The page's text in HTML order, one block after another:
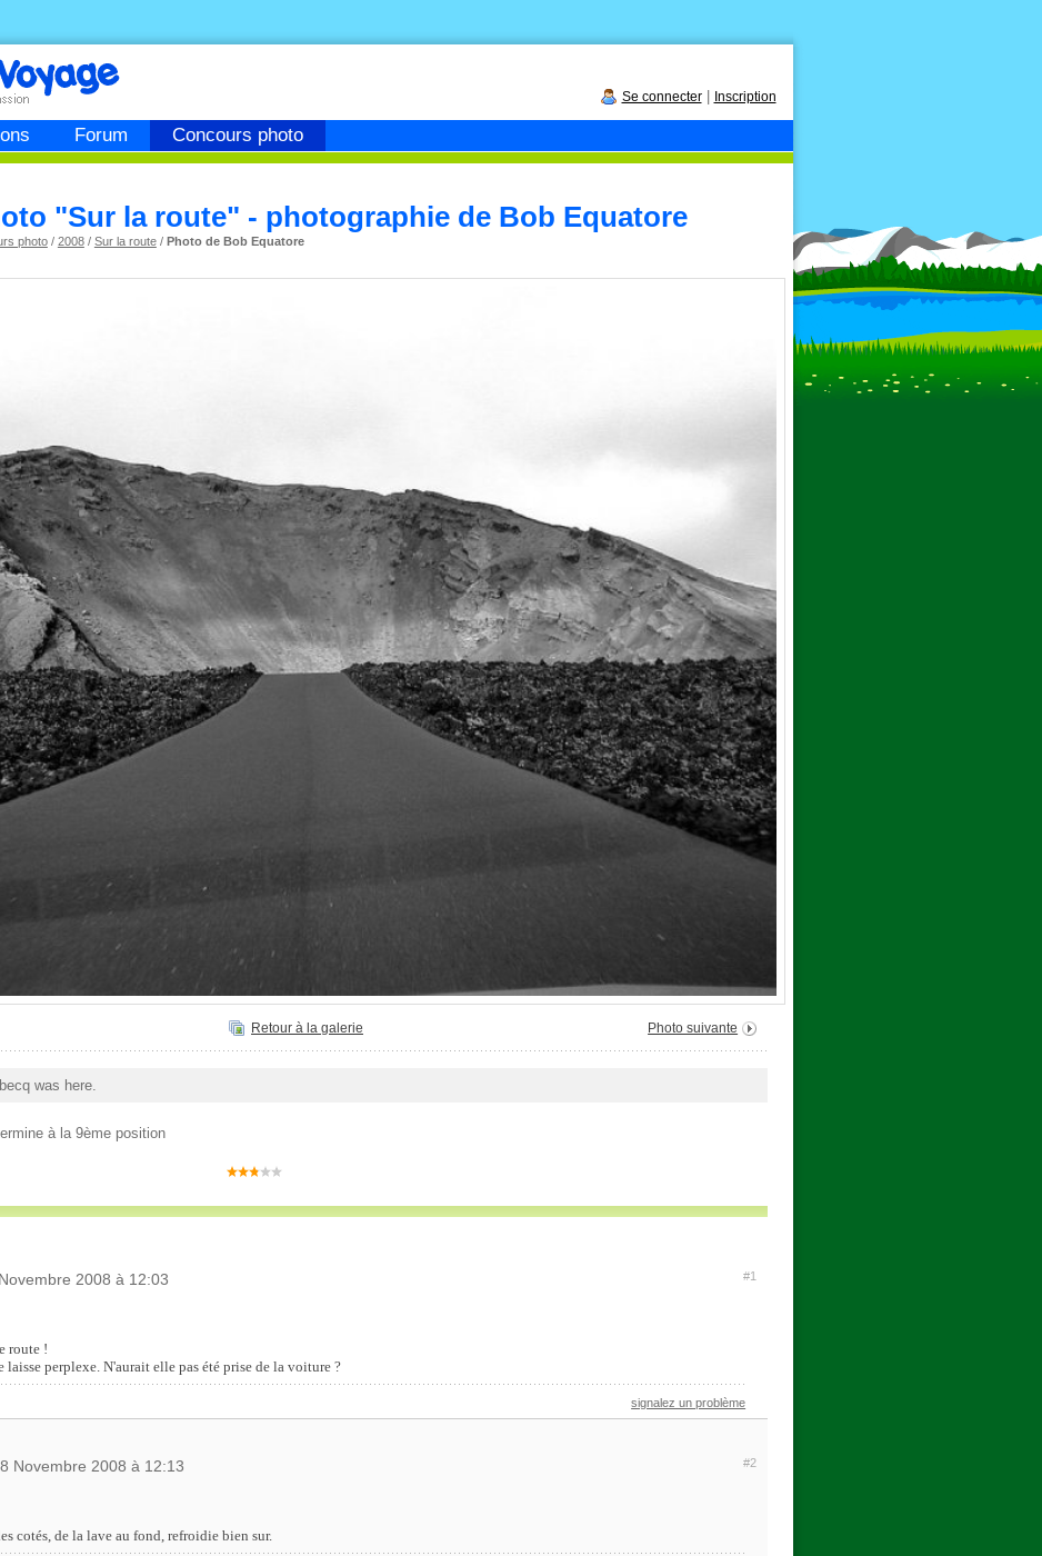
Forum Concours photo
Se connecter| Inscription
"Sur la route" - photographie de Bob Equatore
photo/ 2008/ Sur la route/ Photo de Bob Equatore
Retour à la galerie Photo suivante
was here.
à la 9ème position
2008 à 12:03 #1
route !
laisse perplexe. N'aurait elle pas été prise de la voiture ?
signalez un problème
Novembre 2008 à 12:13 #2
cotés, de la lave au fond, refroidie bien sur.